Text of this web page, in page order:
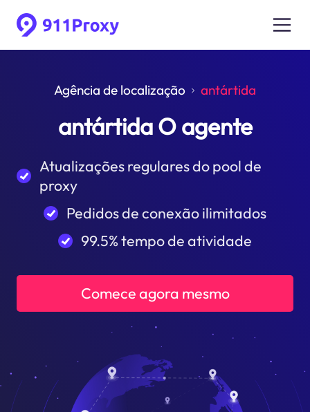
Agência de localização antártida
antártida O agente
Atualizações regulares do pool de
proxy
Pedidos de conexão ilimitados
99.5% tempo de atividade
Comece agora mesmo